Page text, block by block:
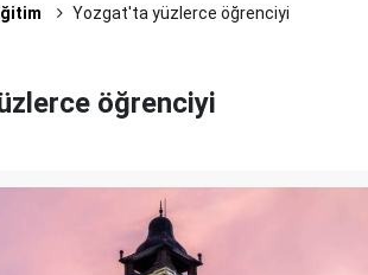
Yozgat'ta yüzlerce öğrenciyi
öğrenciyi